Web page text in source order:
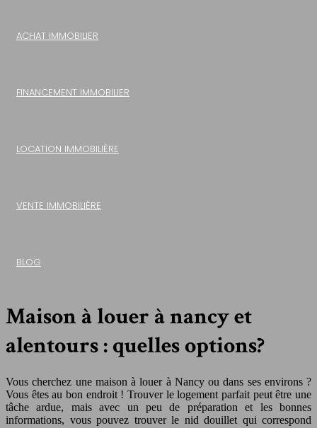
ACHAT IMMOBILIER
FINANCEMENT IMMOBILIER
LOCATION IMMOBILIÈRE
VENTE IMMOBILIÈRE
BLOG
Maison à louer à nancy et
alentours : quelles options?
Vous cherchez une maison à louer à Nancy ou dans ses environs ?
Vous êtes au bon endroit ! Trouver le logement parfait peut être une
tâche ardue, mais avec un peu de préparation et les bonnes
informations, vous pouvez trouver le nid douillet qui correspond